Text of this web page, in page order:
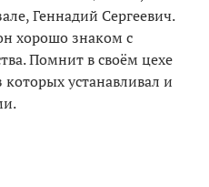
Геннадий Сергеевич.
хорошо знаком с
Помнит в своём цехе
устанавливал и